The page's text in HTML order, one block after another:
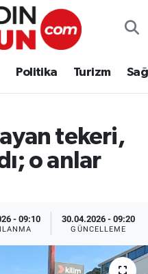
Politika Turizm
tekeri,
o anlar
- 09:10 30.04.2026 - 09:20
GÜNCELLEME
ve Fikstür